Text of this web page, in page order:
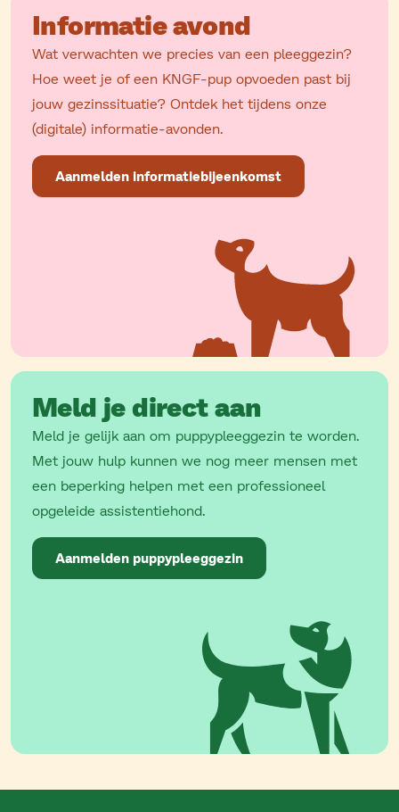
Informatie avond
Wat verwachten we precies van een pleeggezin?
Hoe weet je of een KNGF-pup opvoeden past bij
jouw gezinssituatie? Ontdek het tijdens onze
(digitale) informatie-avonden.
Aanmelden informatiebijeenkomst
Meld je direct aan
Meld je gelijk aan om puppypleeggezin te worden.
Met jouw hulp kunnen we nog meer mensen met
een beperking helpen met een professioneel
opgeleide assistentiehond.
Aanmelden puppypleeggezin